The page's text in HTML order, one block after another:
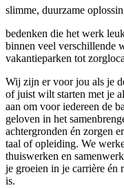
slimme, duurzame
bedenken die het werk
binnen veel verschillende
vakantieparken tot
Wij zijn er voor jou als je
of juist wilt starten met je
aan om voor iedereen de
geloven in het
achtergronden én zorgen
taal of opleiding. We
thuiswerken en
je groeien in je carrière én
is.